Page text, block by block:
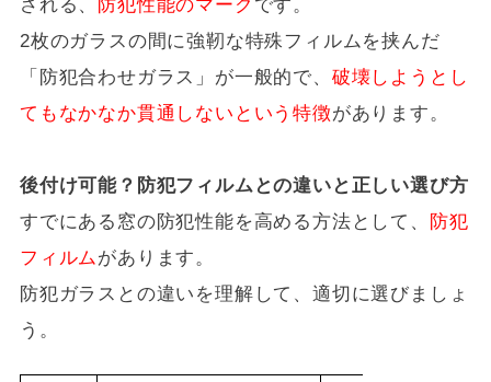
される、 防犯性能のマーク です。
2枚のガラスの間に強靭な特殊フィルムを挟んだ
「防犯合わせガラス」が一般的で、 破壊しようとし
てもなかなか貫通しないという特徴があります。
後付け可能？防犯フィルムとの違いと正しい選び方
すでにある窓の防犯性能を高める方法として、
防犯
フィルムがあります。
防犯ガラスとの違いを理解して、適切に選びましょ
う。